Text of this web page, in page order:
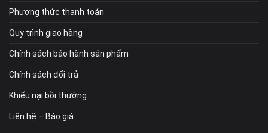
Phương thức thanh toán
Quy trình giao hàng
Chính sách bảo hành sản phẩm
Chính sách đổi trả
Khiếu nại bồi thường
Liên hệ – Báo giá